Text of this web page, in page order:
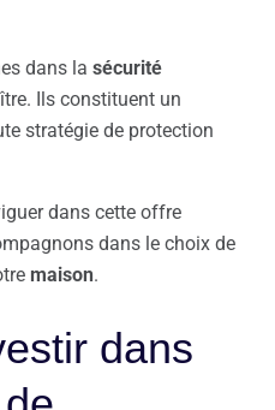
dans la sécurité
Ils constituent un
stratégie de protection
dans cette offre
dans le choix de
maison.
dans